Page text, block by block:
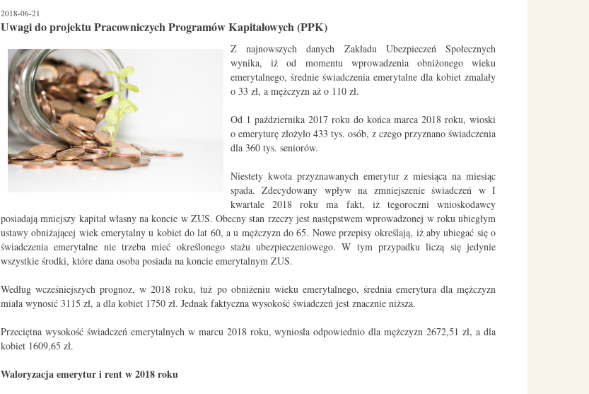
2018-06-21
Uwagi do projektu Pracowniczych Programów Kapitałowych (PPK)
Z najnowszych danych Zakładu Ubezpieczeń Społecznych
wynika, iż od momentu wprowadzenia obniżonego wieku
emerytalnego, średnie świadczenia emerytalne dla kobiet zmalały
o 33 zł, a mężczyzn aż o 110 zł.
Od 1 października 2017 roku do końca marca 2018 roku, wioski
o emeryturę złożyło 433 tys. osób, z czego przyznano świadczenia
dla 360 tys. seniorów.
Niestety kwota przyznawanych emerytur z miesiąca na miesiąc
spada. Zdecydowany wpływ na zmniejszenie świadczeń w I
kwartale 2018 roku ma fakt, iż tegoroczni wnioskodawcy
posiadają mniejszy kapitał własny na koncie w ZUS. Obecny stan rzeczy jest następstwem wprowadzonej w roku ubiegłym
ustawy obniżającej wiek emerytalny u kobiet do lat 60, a u mężczyzn do 65. Nowe przepisy określają, iż aby ubiegać się o
świadczenia emerytalne nie trzeba mieć określonego stażu ubezpieczeniowego. W tym przypadku liczą się jedynie
wszystkie środki, które dana osoba posiada na koncie emerytalnym ZUS.
Według wcześniejszych prognoz, w 2018 roku, tuż po obniżeniu wieku emerytalnego, średnia emerytura dla mężczyzn
miała wynosić 3115 zł, a dla kobiet 1750 zł. Jednak faktyczna wysokość świadczeń jest znacznie niższa.
Przeciętna wysokość świadczeń emerytalnych w marcu 2018 roku, wyniosła odpowiednio dla mężczyzn 2672,51 zł, a dla
kobiet 1609,65 zł.
Waloryzacja emerytur i rent w 2018 roku